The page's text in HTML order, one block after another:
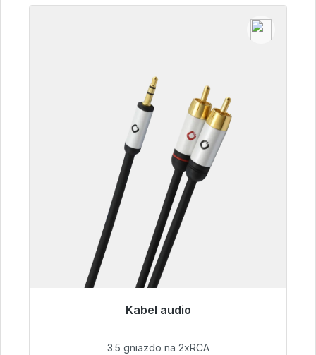
Kabel audio
Gotowy do natychmiastowej wysyłki, czas
3.5 gniazdo na 2xRCA